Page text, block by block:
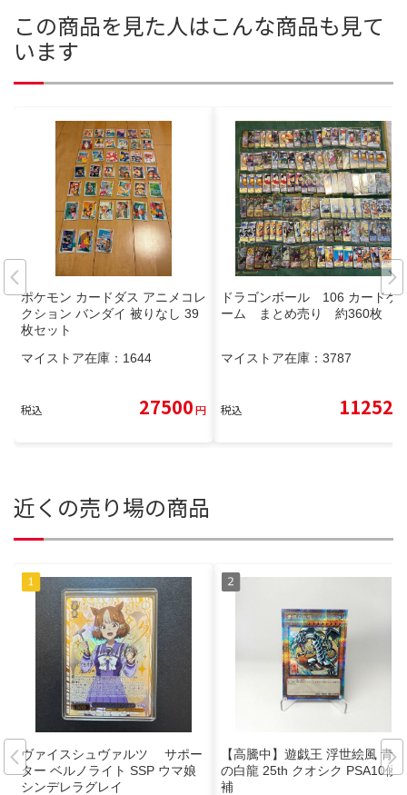
この商品を見た人はこんな商品も見て
います
ポケモン カードダス アニメコレ
クション バンダイ 被りなし 39
枚セット
マイストア在庫： 1644
税込 27500円
ドラゴンボール 106 カードゲ
ーム まとめ売り 約360枚
マイストア在庫： 3787
税込 11252
近くの売り場の商品
ヴァイスシュヴァルツ サポー
ター ベルノライト SSP ウマ娘
シンデレラグレイ
【高騰中】遊戯王 浮世絵風 青眼
の白龍 25th クオシク PSA10候
補